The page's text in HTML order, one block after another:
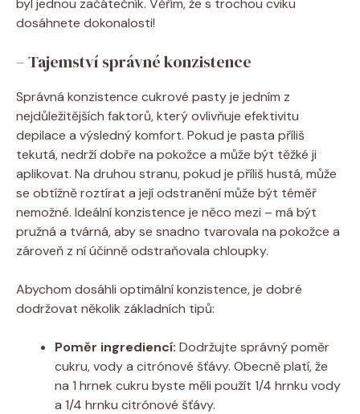
dosáhnete dokonalosti!
– Tajemství správné konzistence
Správná konzistence cukrové pasty je jedním z
nejdůležitějších faktorů, který ovlivňuje efektivitu
depilace a výsledný komfort. Pokud je pasta příliš
tekutá, nedrží dobře na pokožce a může být těžké ji
aplikovat. Na druhou stranu, pokud je příliš hustá, může
se obtížně roztírat a její odstranění může být téměř
nemožné. Ideální konzistence je něco mezi – má být
pružná a tvárná, aby se snadno tvarovala na pokožce a
zároveň z ní účinně odstraňovala chloupky.
Abychom dosáhli optimální konzistence, je dobré
dodržovat několik základních tipů:
Poměr ingrediencí: Dodržujte správný poměr
cukru, vody a citrónové šťávy. Obecně platí, že
na 1 hrnek cukru byste měli použít 1/4 hrnku vody
a 1/4 hrnku citrónové šťávy.